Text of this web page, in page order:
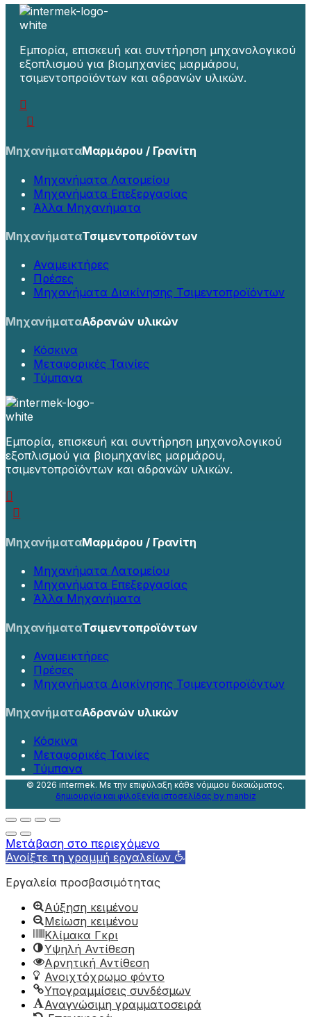
Εμπορία, επισκευή και συντήρηση μηχανολογικού
εξοπλισμού για βιομηχανίες μαρμάρου,
τσιμεντοπροϊόντων και αδρανών υλικών.
ΜηχανήματαΜαρμάρου / Γρανίτη
Μηχανήματα Λατομείου
Μηχανήματα Επεξεργασίας
Άλλα Μηχανήματα
ΜηχανήματαΤσιμεντοπροϊόντων
Αναμεικτήρες
Πρέσες
Μηχανήματα Διακίνησης Τσιμεντοπροϊόντων
ΜηχανήματαΑδρανών υλικών
Κόσκινα
Μεταφορικές Ταινίες
Τύμπανα
Εμπορία, επισκευή και συντήρηση μηχανολογικού
εξοπλισμού για βιομηχανίες μαρμάρου,
τσιμεντοπροϊόντων και αδρανών υλικών.
ΜηχανήματαΜαρμάρου / Γρανίτη
Μηχανήματα Λατομείου
Μηχανήματα Επεξεργασίας
Άλλα Μηχανήματα
ΜηχανήματαΤσιμεντοπροϊόντων
Αναμεικτήρες
Πρέσες
Μηχανήματα Διακίνησης Τσιμεντοπροϊόντων
ΜηχανήματαΑδρανών υλικών
Κόσκινα
Μεταφορικές Ταινίες
Τύμπανα
© 2026 intermek. Με την επιφύλαξη κάθε νόμιμου δικαιώματος.
δημιουργία και φιλοξενία ιστοσελίδας by manbiz
Μετάβαση στο περιεχόμενο
Ανοίξτε τη γραμμή εργαλείων
Εργαλεία προσβασιμότητας
Αύξηση κειμένου
Μείωση κειμένου
Κλίμακα Γκρι
Υψηλή Αντίθεση
Αρνητική Αντίθεση
Ανοιχτόχρωμο φόντο
Υπογραμμίσεις συνδέσμων
Αναγνώσιμη γραμματοσειρά